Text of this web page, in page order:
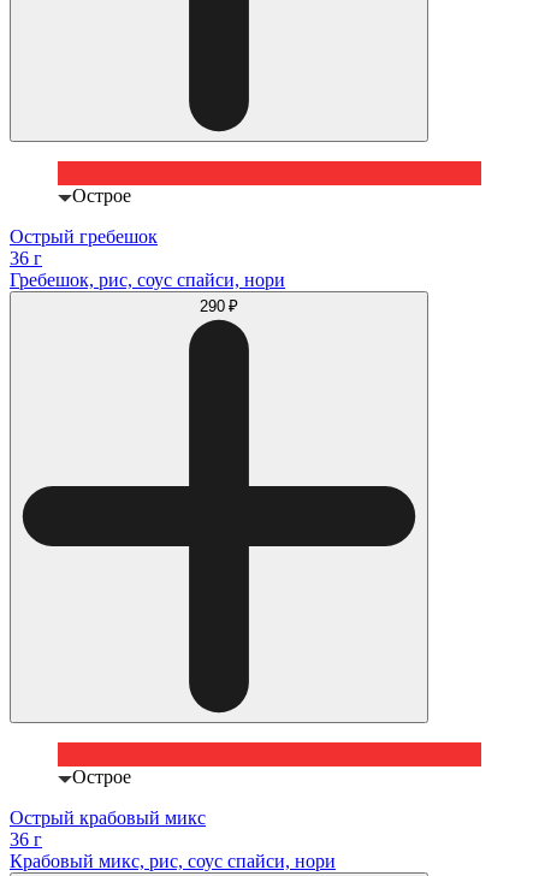
Острое
Острый гребешок
36 г
Гребешок, рис, соус спайси, нори
290 ₽
Острое
Острый крабовый микс
36 г
Крабовый микс, рис, соус спайси, нори